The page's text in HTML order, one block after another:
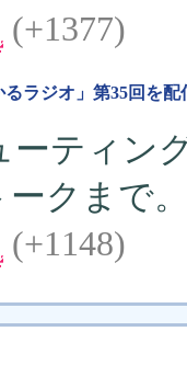
(+1377)
ラジオ」第35回を配
ーティン
ークまで
(+1148)